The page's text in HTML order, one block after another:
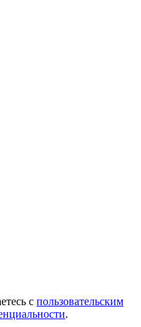
с пользовательским
.